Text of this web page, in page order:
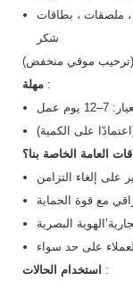
، ملصقات ، بطاقات
شكر
:
7–12 يوم عمل
العامة الخاصة بنا؟
على إلغاء التزامن
مع قوة الحماية
البصرية
على حد سواء
: